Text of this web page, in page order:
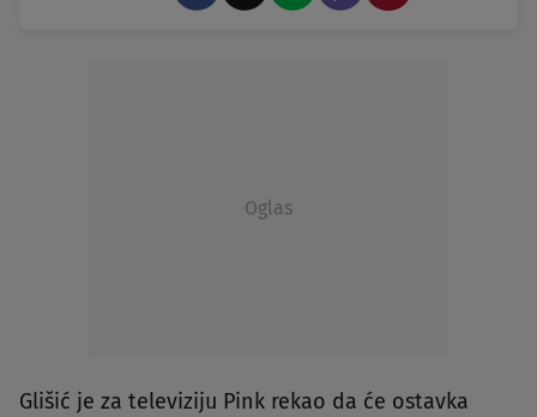
Oglas
Glišić je za televiziju Pink rekao da će ostavka